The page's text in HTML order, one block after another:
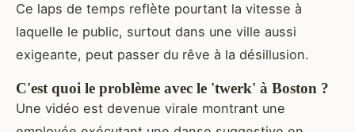
Ce laps de temps reflète pourtant la vitesse à
laquelle le public, surtout dans une ville aussi
exigeante, peut passer du rêve à la désillusion.
C'est quoi le problème avec le 'twerk' à Boston ?
Une vidéo est devenue virale montrant une